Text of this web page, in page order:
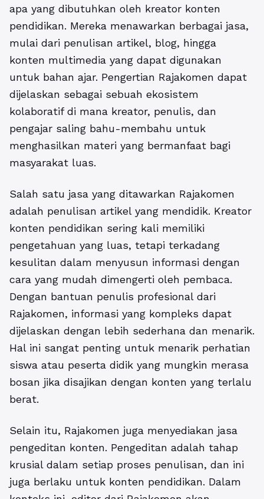
apa yang dibutuhkan oleh kreator konten
pendidikan. Mereka menawarkan berbagai jasa,
mulai dari penulisan artikel, blog, hingga
konten multimedia yang dapat digunakan
untuk bahan ajar. Pengertian Rajakomen dapat
dijelaskan sebagai sebuah ekosistem
kolaboratif di mana kreator, penulis, dan
pengajar saling bahu-membahu untuk
menghasilkan materi yang bermanfaat bagi
masyarakat luas.
Salah satu jasa yang ditawarkan Rajakomen
adalah penulisan artikel yang mendidik. Kreator
konten pendidikan sering kali memiliki
pengetahuan yang luas, tetapi terkadang
kesulitan dalam menyusun informasi dengan
cara yang mudah dimengerti oleh pembaca.
Dengan bantuan penulis profesional dari
Rajakomen, informasi yang kompleks dapat
dijelaskan dengan lebih sederhana dan menarik.
Hal ini sangat penting untuk menarik perhatian
siswa atau peserta didik yang mungkin merasa
bosan jika disajikan dengan konten yang terlalu
berat.
Selain itu, Rajakomen juga menyediakan jasa
pengeditan konten. Pengeditan adalah tahap
krusial dalam setiap proses penulisan, dan ini
juga berlaku untuk konten pendidikan. Dalam